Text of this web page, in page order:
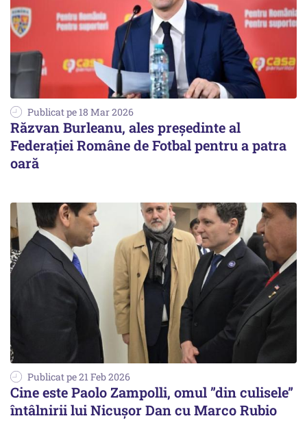
Publicat pe 18 Mar 2026
Răzvan Burleanu, ales președinte al
Federației Române de Fotbal pentru a patra
oară
Publicat pe 21 Feb 2026
Cine este Paolo Zampolli, omul ”din culisele”
întâlnirii lui Nicușor Dan cu Marco Rubio